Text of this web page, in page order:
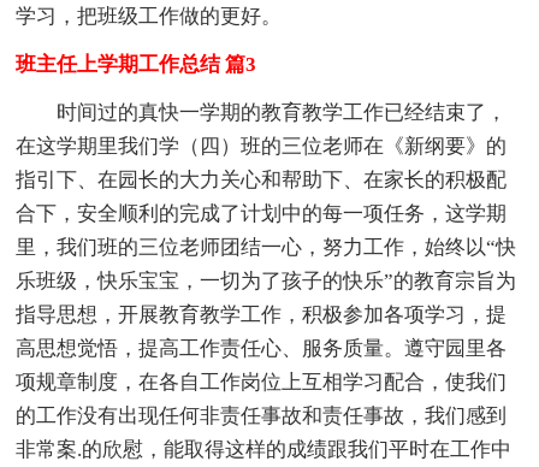
学习，把班级工作做的更好。
班主任上学期工作总结 篇3
时间过的真快一学期的教育教学工作已经结束了，
在这学期里我们学（四）班的三位老师在《新纲要》的
指引下、在园长的大力关心和帮助下、在家长的积极配
合下，安全顺利的完成了计划中的每一项任务，这学期
里，我们班的三位老师团结一心，努力工作，始终以“快
乐班级，快乐宝宝，一切为了孩子的快乐”的教育宗旨为
指导思想，开展教育教学工作，积极参加各项学习，提
高思想觉悟，提高工作责任心、服务质量。遵守园里各
项规章制度，在各自工作岗位上互相学习配合，使我们
的工作没有出现任何非责任事故和责任事故，我们感到
非常案.的欣慰，能取得这样的成绩跟我们平时在工作中